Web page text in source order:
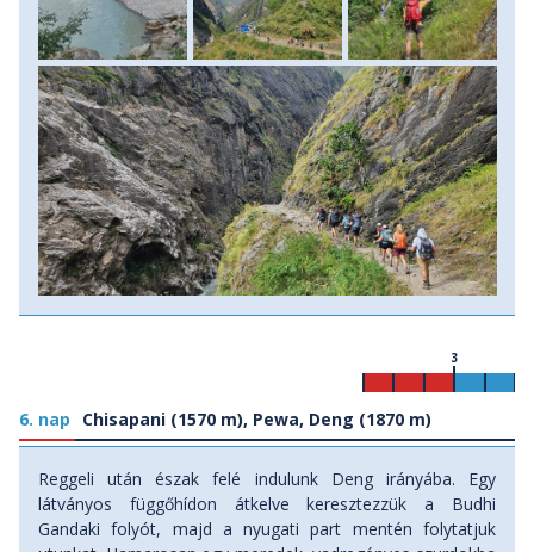
6. nap Chisapani (1570 m), Pewa, Deng (1870 m)
3
Reggeli után észak felé indulunk Deng irányába. Egy
látványos függőhídon átkelve keresztezzük a Budhi
Gandaki folyót, majd a nyugati part mentén folytatjuk